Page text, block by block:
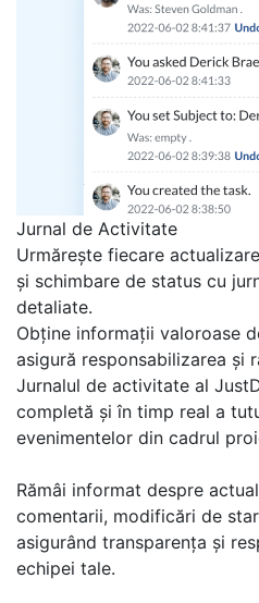
Jurnal de Activitate
Urmărește fiecare
și schimbare de status cu
detaliate.
Obține informații valoroase
asigură responsabilizarea și
Jurnalul de activitate al
completă și în timp real a
evenimentelor din cadrul
Rămâi informat despre
comentarii, modificări de
asigurând transparența și
echipei tale.